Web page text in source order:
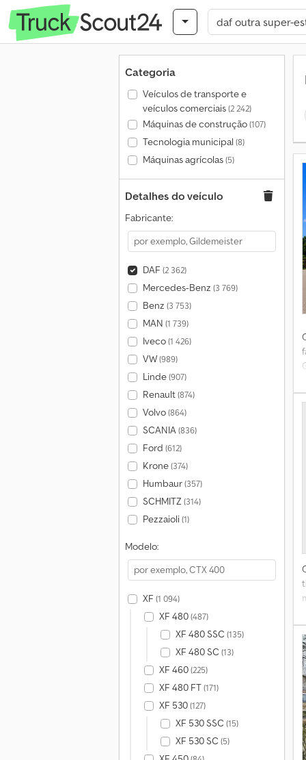
Categoria
Veículos de transporte e
veículos comerciais(2 242)
Máquinas de construção(107)
Tecnologia municipal (8)
Máquinas agrícolas(5)
Detalhes do veículo
Fabricante:
DAF (2 362)
Mercedes-Benz (3 769)
Benz (3 753)
MAN (1 739)
Iveco(1 426)
VW(989)
Linde(907)
Renault(874)
Volvo(864)
SCANIA(836)
Ford (612)
Krone(374)
Humbaur(357)
SCHMITZ(314)
Pezzaioli(1)
Modelo:
XF (1 094)
XF 480(487)
XF 480 SSC (135)
XF 480 SC (13)
XF 460(225)
XF 480 FT(171)
XF 530(127)
XF 530 SSC (15)
XF 530 SC (5)